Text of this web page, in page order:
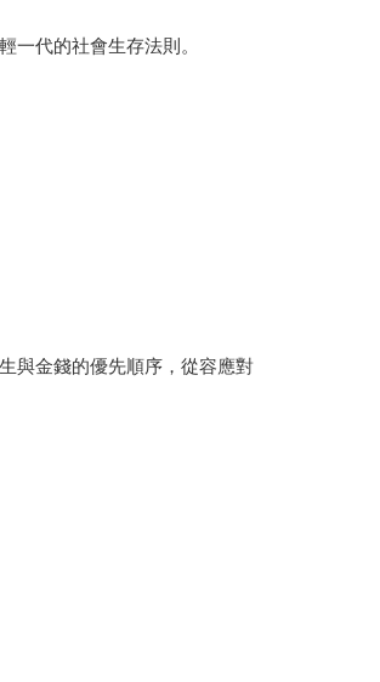
一代的社會生存法則。
與金錢的優先順序，從容應對